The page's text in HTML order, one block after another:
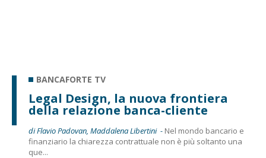
BANCAFORTE TV
Legal Design, la nuova frontiera
della relazione banca-cliente
di Flavio Padovan, Maddalena Libertini - Nel mondo bancario e
finanziario la chiarezza contrattuale non è più soltanto una
que...